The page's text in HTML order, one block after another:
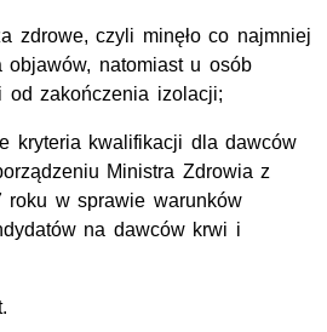
zdrowe, czyli minęło co najmniej
natomiast u osób
od zakończenia izolacji;
kryteria kwalifikacji dla dawców
Ministra Zdrowia z
roku w sprawie warunków
na dawców krwi i